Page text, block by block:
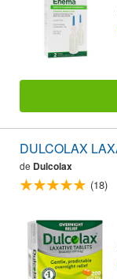
de Dulcolax
(18)